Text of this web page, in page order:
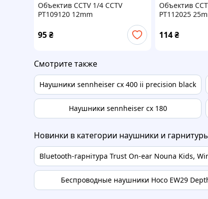
Объектив CCTV 1/4 ССTV
PT109120 12mm
95₴
Объектив
PT112025
114₴
Смотрите также
Наушники sennheiser cx 400 ii precision black
Наушники sennheiser cx 180
Новинки в категории наушники и
Bluetooth-гарнітура Trust On-ear Nouna Kids,
Беспроводные наушники Hoco EW29